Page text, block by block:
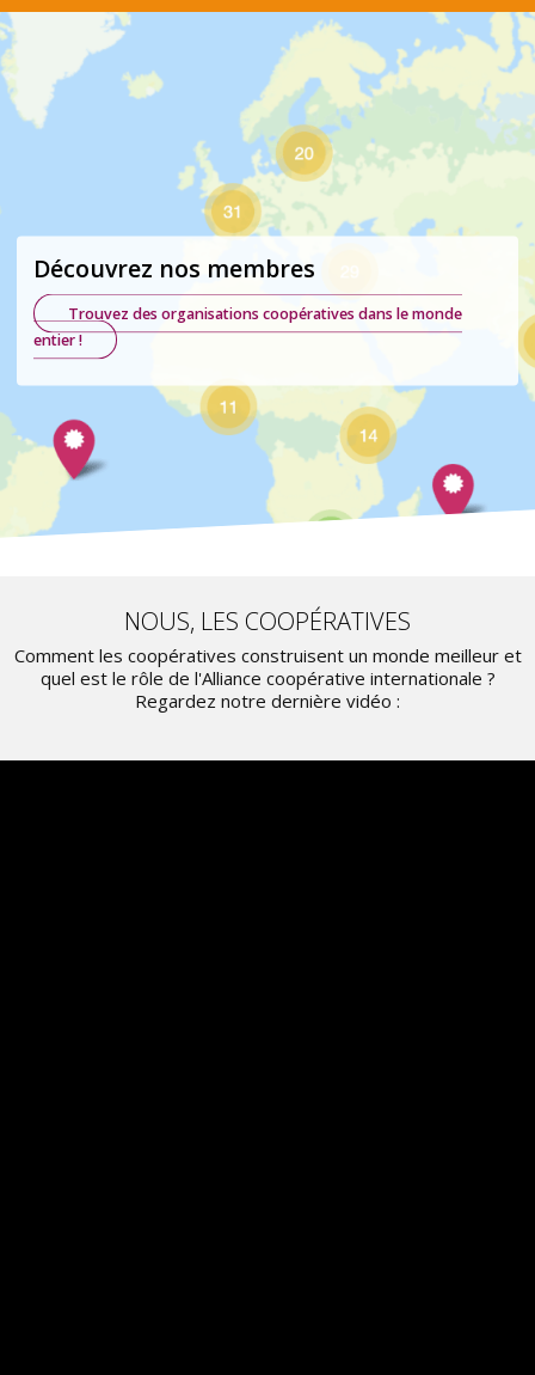
Découvrez nos membres
Trouvez des organisations coopératives dans le monde
entier !
NOUS, LES COOPÉRATIVES
Comment les coopératives construisent un monde meilleur et
quel est le rôle de l'Alliance coopérative internationale ?
Regardez notre dernière vidéo :